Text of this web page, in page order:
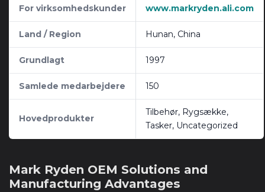
For virksomhedskunder www.markryden.ali.com
Land / Region Hunan, China
Grundlagt 1997
Samlede medarbejdere 150
Hovedprodukter
Tilbehør, Rygsække,
Tasker, Uncategorized
Mark Ryden OEM Solutions and
Manufacturing Advantages